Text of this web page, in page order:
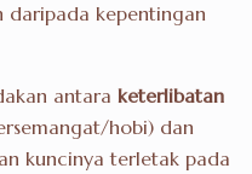
daripada kepentingan
antara keterlibatan
hobi) dan
kuncinya terletak pada